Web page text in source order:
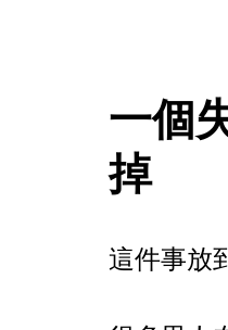
一個
掉
這件事放